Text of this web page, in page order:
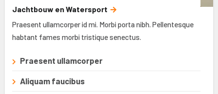
Jachtbouw en Watersport
Praesent ullamcorper id mi. Morbi porta nibh. Pellentesque
habtant fames morbi tristique senectus.
Praesent ullamcorper
Aliquam faucibus